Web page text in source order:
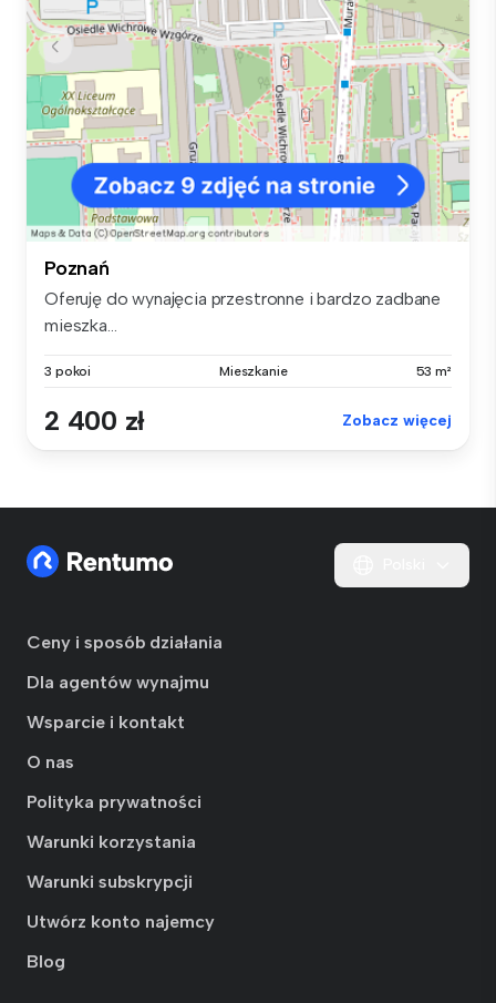
Poznań
Oferuję do wynajęcia przestronne i bardzo zadbane
mieszka...
3 pokoi Mieszkanie 53 m²
2 400 zł Zobacz więcej
Ceny i sposób działania
Dla agentów wynajmu
Wsparcie i kontakt
O nas
Polityka prywatności
Warunki korzystania
Warunki subskrypcji
Utwórz konto najemcy
Blog